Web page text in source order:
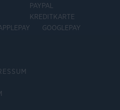
PAYPAL
KREDITKARTE
GOOGLEPAY